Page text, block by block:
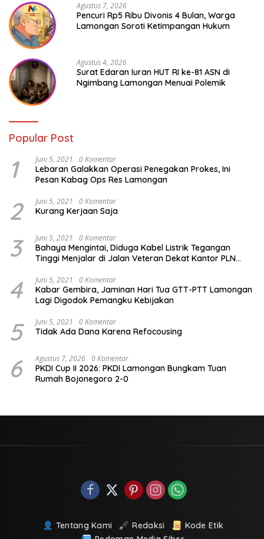
Agustus 7, 2026
Pencuri Rp5 Ribu Divonis 4 Bulan, Warga
Lamongan Soroti Ketimpangan Hukum
Agustus 4, 2026
Surat Edaran Iuran HUT RI ke-81 ASN di
Ngimbang Lamongan Menuai Polemik
Popular Post
1 Juni 5, 2021 0 Komentar
Lebaran Galakkan Operasi Penegakan Prokes, Ini
Pesan Kabag Ops Res Lamongan
2 Juni 5, 2021 0 Komentar
Kurang Kerjaan Saja
3 Juni 5, 2021 0 Komentar
Bahaya Mengintai, Diduga Kabel Listrik Tegangan
Tinggi Menjalar di Jalan Veteran Dekat Kantor PLN
4 Juni 5, 2021 0 Komentar
Kabar Gembira, Jaminan Hari Tua GTT-PTT Lamongan
Lagi Digodok Pemangku Kebijakan
5 Juni 5, 2021 0 Komentar
Tidak Ada Dana Karena Refocousing
6 Agustus 7, 2026 0 Komentar
PKDI Cup II 2026: PKDI Lamongan Bungkam Tuan
Rumah Bojonegoro 2-0
Tentang Kami Redaksi
Kode Etik